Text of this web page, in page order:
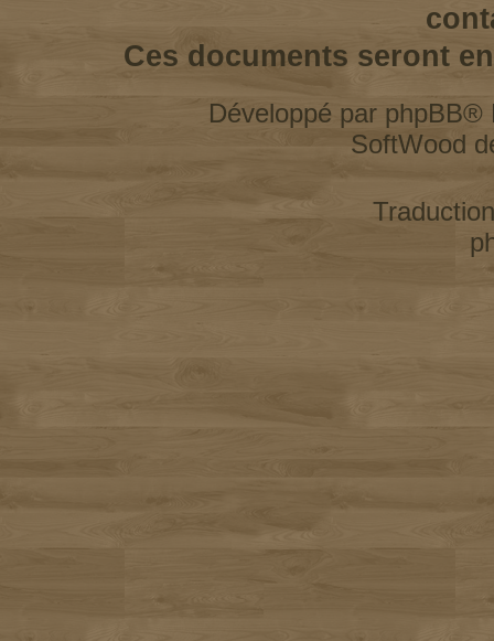
Ces documents seront
Développé par phpBB®
SoftWood